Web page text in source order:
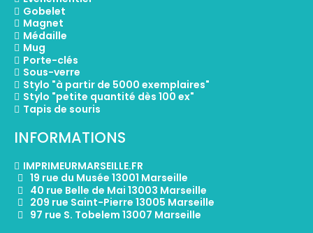
Gobelet
Magnet
Médaille
Mug
Porte-clés
Sous-verre
Stylo "à partir de 5000 exemplaires"
Stylo "petite quantité dès 100 ex"
Tapis de souris
INFORMATIONS
IMPRIMEURMARSEILLE.FR
19 rue du Musée 13001 Marseille
40 rue Belle de Mai 13003 Marseille
209 rue Saint-Pierre 13005 Marseille
97 rue S. Tobelem 13007 Marseille